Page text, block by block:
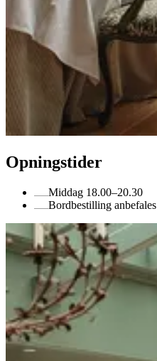
Opningstider
Middag 18.00–20.30
Bordbestilling anbefales